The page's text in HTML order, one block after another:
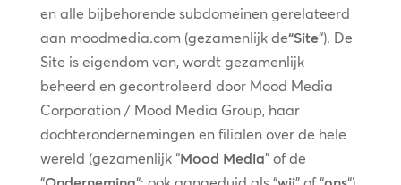
en alle bijbehorende subdomeinen gerelateerd
aan moodmedia.com (gezamenlijk de“Site“). De
Site is eigendom van, wordt gezamenlijk
beheerd en gecontroleerd door Mood Media
Corporation / Mood Media Group, haar
dochterondernemingen en filialen over de hele
wereld (gezamenlijk “Mood Media” of de